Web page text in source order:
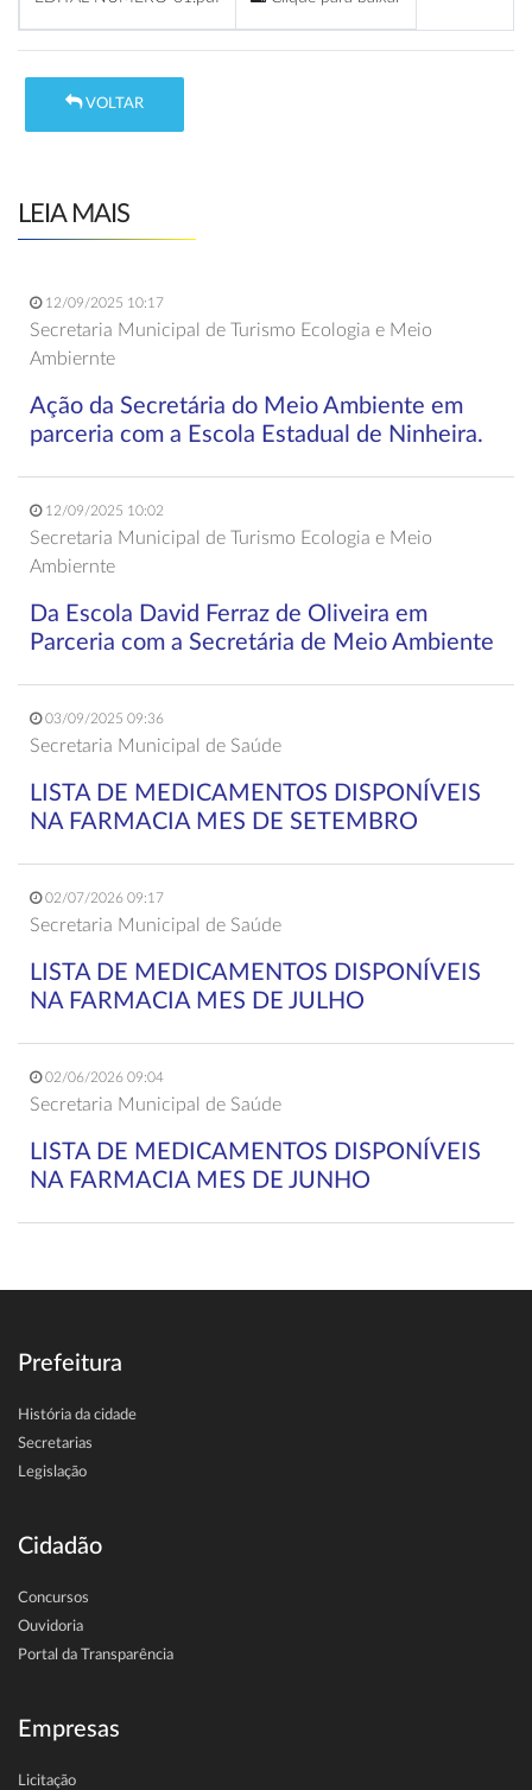
VOLTAR
LEIA MAIS
12/09/2025 10:17
Secretaria Municipal de Turismo Ecologia e Meio
Ambiernte
Ação da Secretária do Meio Ambiente em
parceria com a Escola Estadual de Ninheira.
12/09/2025 10:02
Secretaria Municipal de Turismo Ecologia e Meio
Ambiernte
Da Escola David Ferraz de Oliveira em
Parceria com a Secretária de Meio Ambiente
03/09/2025 09:36
Secretaria Municipal de Saúde
LISTA DE MEDICAMENTOS DISPONÍVEIS
NA FARMACIA MES DE SETEMBRO
02/07/2026 09:17
Secretaria Municipal de Saúde
LISTA DE MEDICAMENTOS DISPONÍVEIS
NA FARMACIA MES DE JULHO
02/06/2026 09:04
Secretaria Municipal de Saúde
LISTA DE MEDICAMENTOS DISPONÍVEIS
NA FARMACIA MES DE JUNHO
Prefeitura
História da cidade
Secretarias
Legislação
Cidadão
Concursos
Ouvidoria
Portal da Transparência
Empresas
Licitação